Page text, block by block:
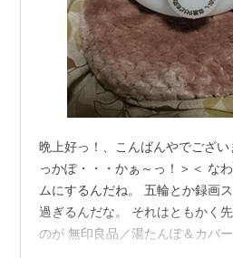
晩上好っ！、こんばんやでござ
っかぽ・・・かぁ～っ！＞＜ な
ムにするんだね。 五輪とか録画
過ぎるんだな。 それはともかく
のが 無印良品／湯たんぽ＆カバ